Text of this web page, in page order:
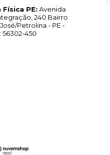
Física PE: Avenida
240 Bairro
Petrolina - PE -
56302-450